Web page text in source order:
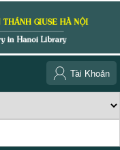
Tài Khoản